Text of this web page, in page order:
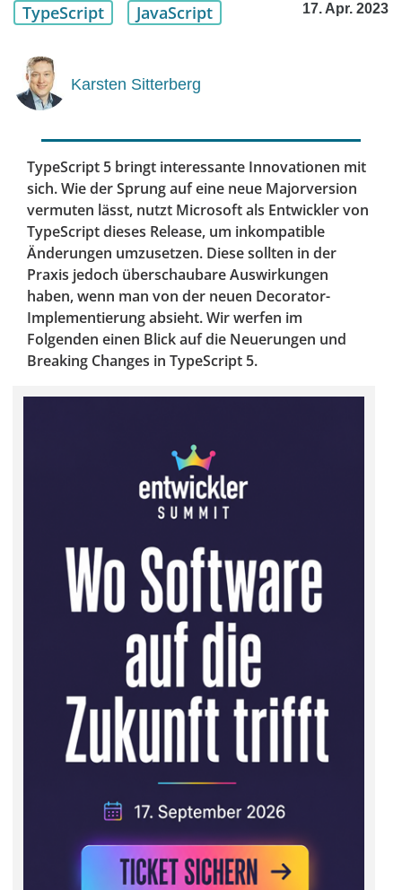
TypeScript JavaScript 17. Apr. 2023
Karsten Sitterberg
TypeScript 5 bringt interessante Innovationen mit
sich. Wie der Sprung auf eine neue Majorversion
vermuten lässt, nutzt Microsoft als Entwickler von
TypeScript dieses Release, um inkompatible
Änderungen umzusetzen. Diese sollten in der
Praxis jedoch überschaubare Auswirkungen
haben, wenn man von der neuen Decorator-
Implementierung absieht. Wir werfen im
Folgenden einen Blick auf die Neuerungen und
Breaking Changes in TypeScript 5.